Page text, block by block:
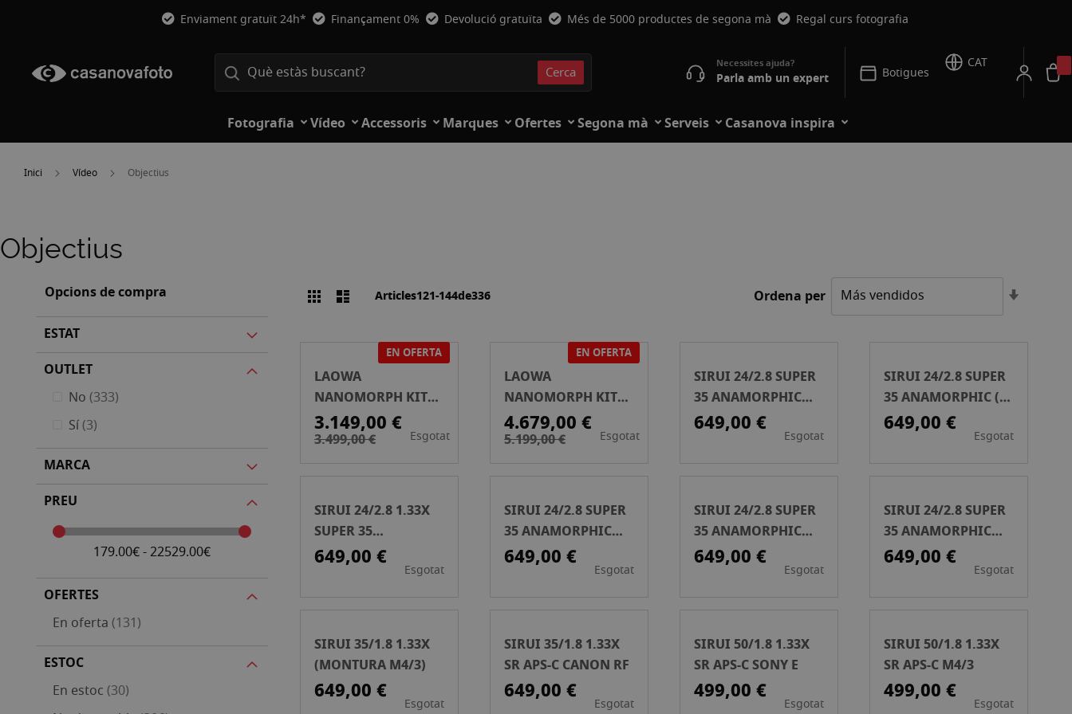
Enviament gratuït 24h* Finançament 0% Devolució gratuïta Més de 5000 productes de segona mà Regal curs fotografia
Cerca Parla amb un expert Botigues
CAT
Fotografia Vídeo Accessoris Marques Ofertes Segona mà Serveis Casanova inspira
Inici Vídeo Objectius
Objectius
Opcions de compra
ESTAT
OUTLET
No 333
articles
Sí 3
articles
MARCA
PREU
179.00€ - 22529.00€
OFERTES
En oferta 131
articles
ESTOC
En estoc 30
articles
Veure
GraellaLlistaArticles121-144de336 Ordena per
EN OFERTA
LAOWA
NANOMORPH KIT
S35 27+35+50
AMBAR P/NIKON Z
3.149,00 €
3.499,00 € Esgotat
EN OFERTA
LAOWA
NANOMORPH KIT
S35 27+35+50 PLATA
P/PL+EF
4.679,00 €
5.199,00 € Esgotat
SIRUI 24/2.8 SUPER
35 ANAMORPHIC
(MONTURA SONY E)
649,00 €
Esgotat
SIRUI 24/2.8 SUPER
35 ANAMORPHIC (L-
MOUNT)
649,00 €
Esgotat
SIRUI 24/2.8 1.33X
SUPER 35
ANAMORPHIC
(MONTURA EF-M)
649,00 €
Esgotat
SIRUI 24/2.8 SUPER
35 ANAMORPHIC
(MONTURA RF)
649,00 €
Esgotat
SIRUI 24/2.8 SUPER
35 ANAMORPHIC
(MONTURA FUJI-X)
649,00 €
Esgotat
SIRUI 24/2.8 SUPER
35 ANAMORPHIC
(MONTURA NIKON-
649,00 €
Esgotat
SIRUI 35/1.8 1.33X
(MONTURA M4/3)
649,00 €
Esgotat
SIRUI 35/1.8 1.33X
SR APS-C CANON RF
649,00 €
Esgotat
SIRUI 50/1.8 1.33X
SR APS-C SONY E
499,00 €
Esgotat
SIRUI 50/1.8 1.33X
SR APS-C M4/3
499,00 €
Esgotat